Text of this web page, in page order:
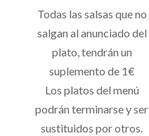
Todas las salsas que no
salgan al anunciado del
plato, tendrán un
suplemento de 1€
Los platos del menú
podrán terminarse y ser
sustituidos por otros.